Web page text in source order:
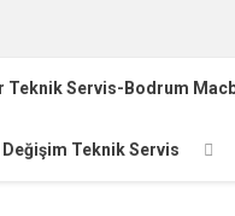
Servis-Bodrum
Teknik Servis